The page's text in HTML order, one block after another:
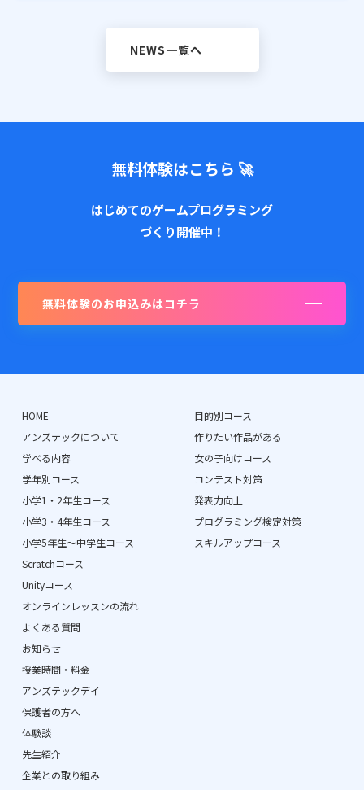
NEWS一覧へ
無料体験はこちら 🚀
はじめてのゲームプログラミング
づくり開催中！
無料体験のお申込みはコチラ
HOME
アンズテックについて
学べる内容
学年別コース
小学1・2年生コース
小学3・4年生コース
小学5年生〜中学生コース
Scratchコース
Unityコース
オンラインレッスンの流れ
よくある質問
お知らせ
授業時間・料金
アンズテックデイ
目的別コース
作りたい作品がある
女の子向けコース
コンテスト対策
発表力向上
プログラミング検定対策
スキルアップコース
保護者の方へ
体験談
先生紹介
企業との取り組み